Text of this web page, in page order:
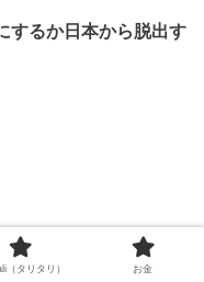
するか日本から脱出す
（タリタリ） お金